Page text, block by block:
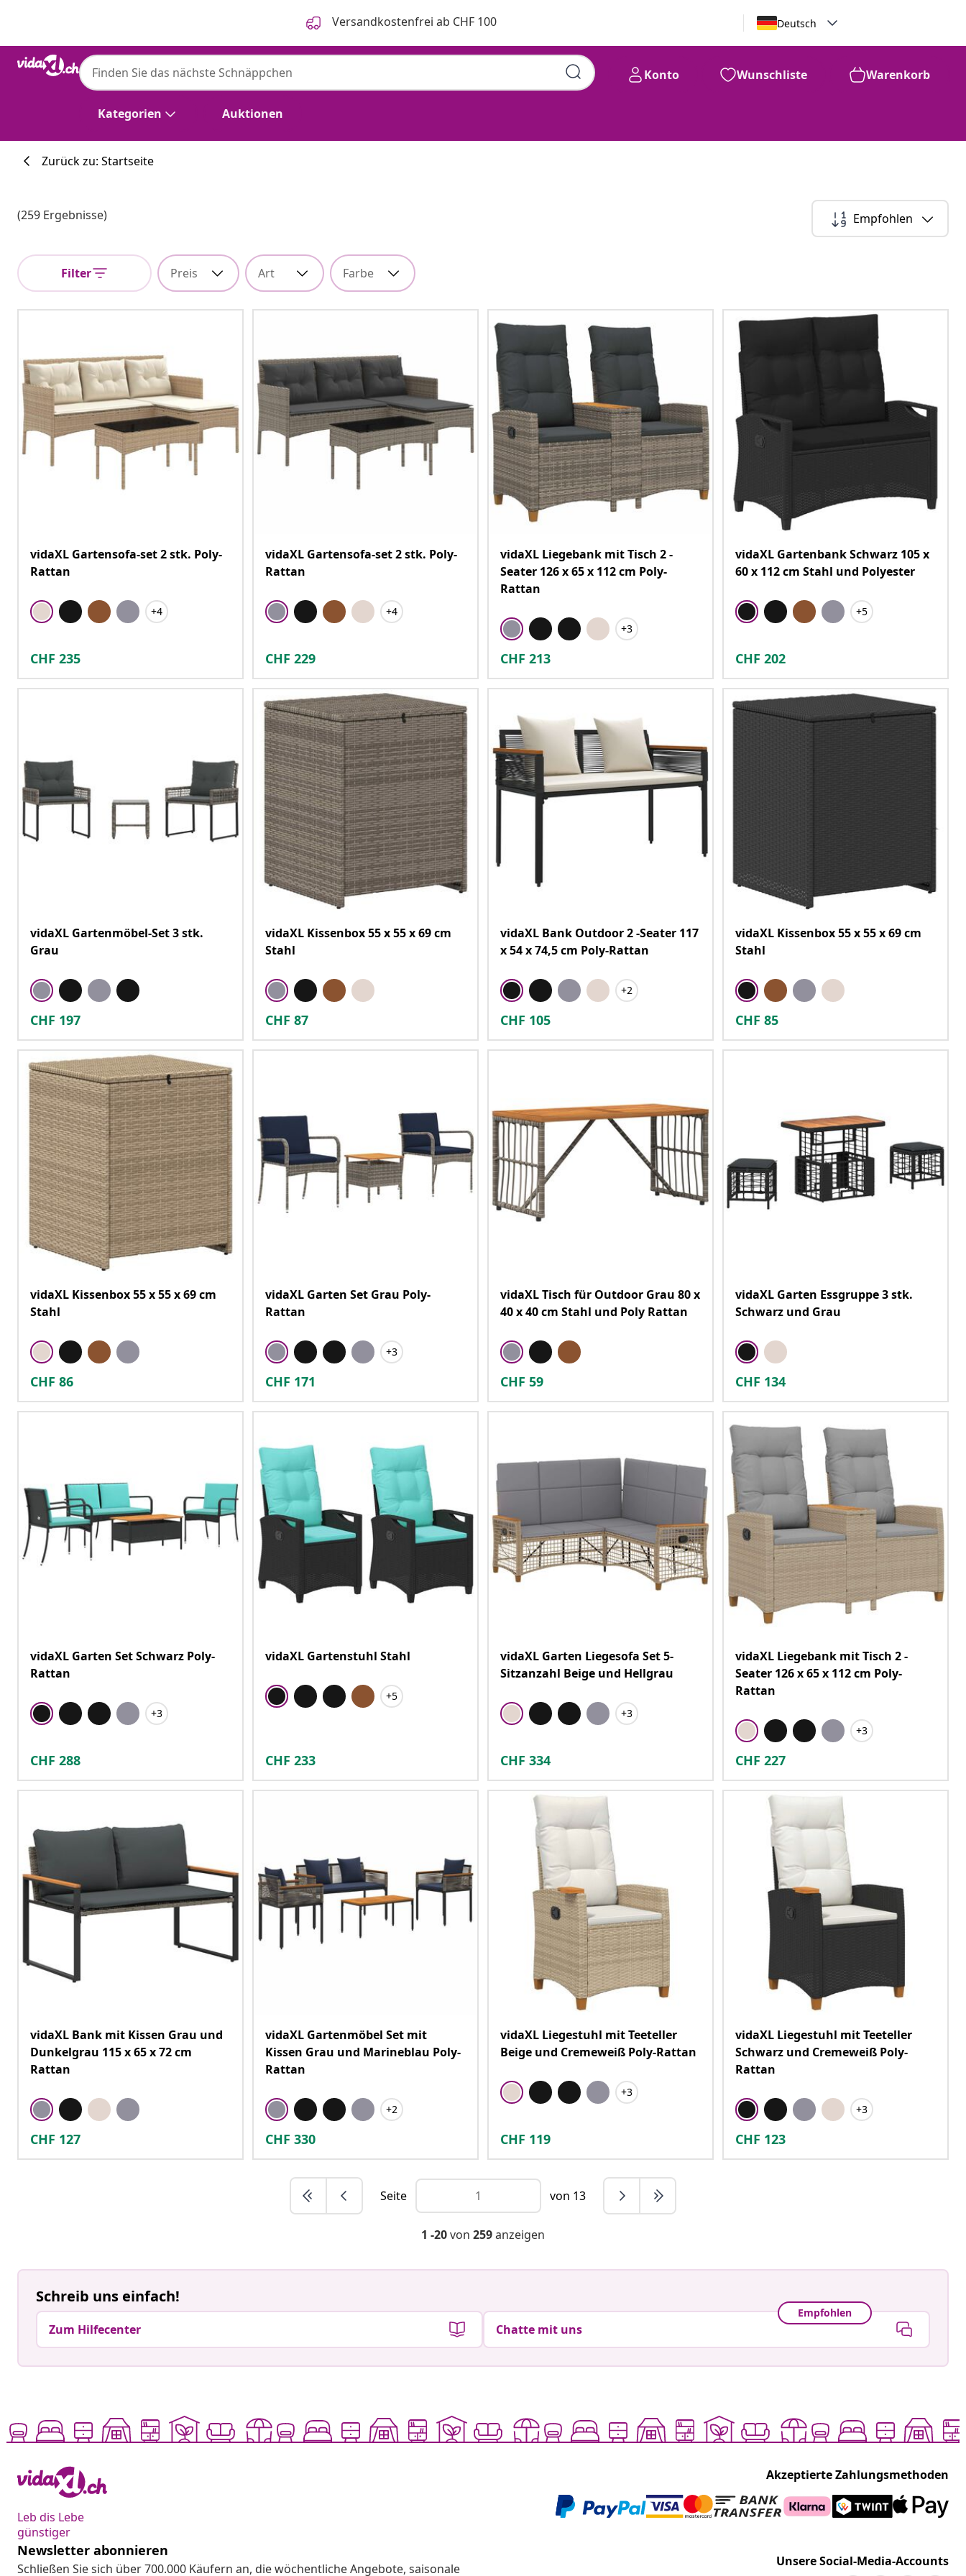
Versandkostenfrei ab CHF 100 Deutsch
Kategorien Auktionen
Konto Wunschliste Warenkorb
Zurück zu: Startseite
(259 Ergebnisse) Empfohlen
Filter Preis Art Farbe
vidaXL Gartensofa-set 2 stk. Poly-
Rattan
+4
CHF 235
vidaXL Gartensofa-set 2 stk. Poly-
Rattan
+4
CHF 229
vidaXL Liegebank mit Tisch 2 -
Seater 126 x 65 x 112 cm Poly-
Rattan
+3
CHF 213
vidaXL Gartenbank Schwarz 105 x
60 x 112 cm Stahl und Polyester
+5
CHF 202
vidaXL Gartenmöbel-Set 3 stk.
Grau
CHF 197
vidaXL Kissenbox 55 x 55 x 69 cm
Stahl
CHF 87
vidaXL Bank Outdoor 2 -Seater 117
x 54 x 74,5 cm Poly-Rattan
+2
CHF 105
vidaXL Kissenbox 55 x 55 x 69 cm
Stahl
CHF 85
vidaXL Kissenbox 55 x 55 x 69 cm
Stahl
CHF 86
vidaXL Garten Set Grau Poly-
Rattan
+3
CHF 171
vidaXL Tisch für Outdoor Grau 80 x
40 x 40 cm Stahl und Poly Rattan
CHF 59
vidaXL Garten Essgruppe 3 stk.
Schwarz und Grau
CHF 134
vidaXL Garten Set Schwarz Poly-
Rattan
+3
CHF 288
vidaXL Gartenstuhl Stahl
+5
CHF 233
vidaXL Garten Liegesofa Set 5-
Sitzanzahl Beige und Hellgrau
+3
CHF 334
vidaXL Liegebank mit Tisch 2 -
Seater 126 x 65 x 112 cm Poly-
Rattan
+3
CHF 227
vidaXL Bank mit Kissen Grau und
Dunkelgrau 115 x 65 x 72 cm
Rattan
CHF 127
vidaXL Gartenmöbel Set mit
Kissen Grau und Marineblau Poly-
Rattan
+2
CHF 330
vidaXL Liegestuhl mit Teeteller
Beige und Cremeweiß Poly-Rattan
+3
CHF 119
vidaXL Liegestuhl mit Teeteller
Schwarz und Cremeweiß Poly-
Rattan
+3
CHF 123
Seite von 13
1 -20von 259anzeigen
Schreib uns einfach!
Zum Hilfecenter
Empfohlen
Chatte mit uns
Leb dis Lebe
günstiger
Akzeptierte Zahlungsmethoden
Newsletter abonnieren
Schließen Sie sich über 700.000 Käufern an, die wöchentliche Angebote, saisonale Unsere Social-Media-Accounts